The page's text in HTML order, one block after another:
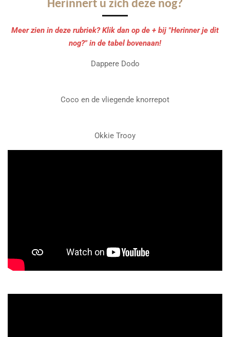
Herinnert u zich deze nog?
Meer zien in deze rubriek? Klik dan op de + bij "Herinner je dit
nog?" in de tabel bovenaan!
Dappere Dodo
Coco en de vliegende knorrepot
Okkie Trooy